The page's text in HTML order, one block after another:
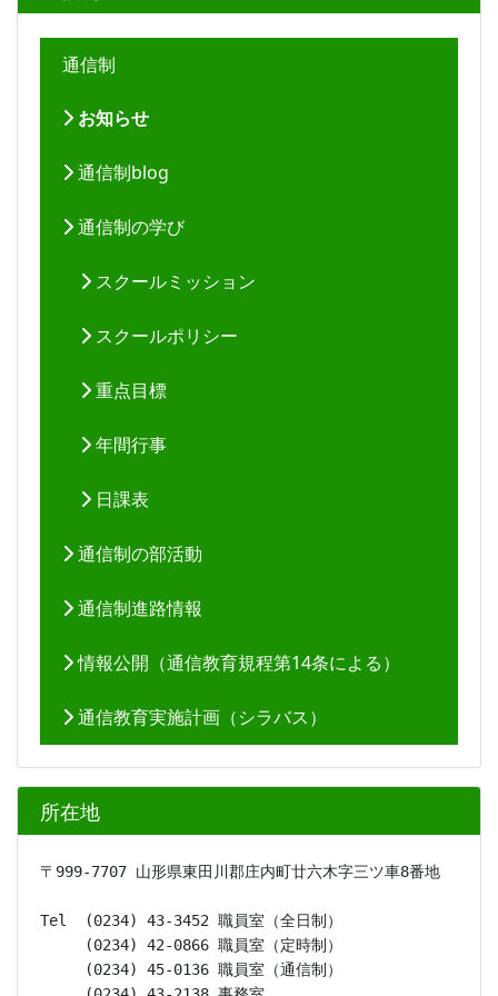
通信制
お知らせ
通信制blog
通信制の学び
スクールミッション
スクールポリシー
重点目標
年間行事
日課表
通信制の部活動
通信制進路情報
情報公開（通信教育規程第14条による）
通信教育実施計画（シラバス）
所在地
〒999-7707 山形県東田川郡庄内町廿六木字三ツ車8番地
Tel  (0234) 43-3452 職員室（全日制）
     (0234) 42-0866 職員室（定時制）
     (0234) 45-0136 職員室（通信制）